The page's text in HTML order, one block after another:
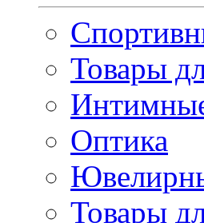
Товары
Оптика
Товары